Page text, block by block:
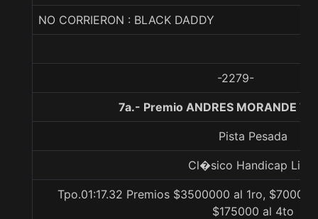
NO CORRIERON : BLACK DADDY
-2279-
7a.- Premio ANDRES MORANDE
Pista Pesada
Cl�sico Handicap Libre
Tpo.01:17.32 Premios $3500000 al 1ro,
$175000 al 4to